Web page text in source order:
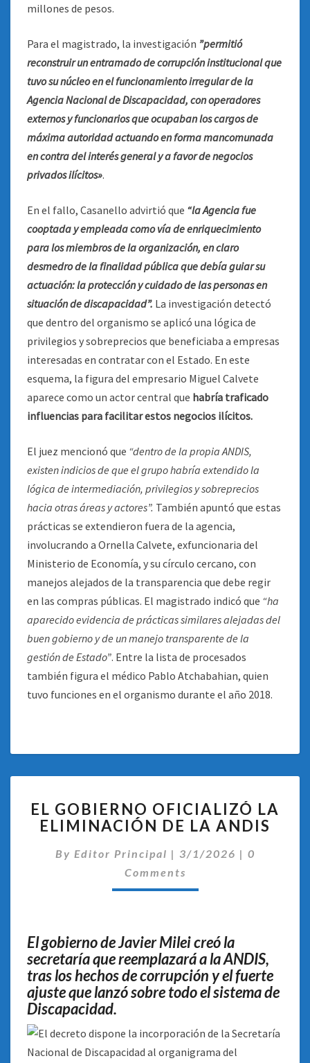
millones de pesos.
Para el magistrado, la investigación ”permitió
reconstruir un entramado de corrupción institucional que
tuvo su núcleo en el funcionamiento irregular de la
Agencia Nacional de Discapacidad, con operadores
externos y funcionarios que ocupaban los cargos de
máxima autoridad actuando en forma mancomunada
en contra del interés general y a favor de negocios
privados ilícitos».
En el fallo, Casanello advirtió que “la Agencia fue
cooptada y empleada como vía de enriquecimiento
para los miembros de la organización, en claro
desmedro de la finalidad pública que debía guiar su
actuación: la protección y cuidado de las personas en
situación dediscapacidad”. La investigación detectó
que dentro del organismo se aplicó una lógica de
privilegios y sobreprecios que beneficiaba a empresas
interesadas en contratar con el Estado. En este
esquema, la figura del empresario Miguel Calvete
aparece como un actor central que habría traficado
influencias para facilitar estos negocios ilícitos.
El juez mencionó que “dentro de la propia ANDIS,
existen indicios de que el grupo habría extendido la
lógica de intermediación, privilegios y sobreprecios
hacia otras áreas y actores”. También apuntó que estas
prácticas se extendieron fuera de la agencia,
involucrando a Ornella Calvete, exfuncionaria del
Ministerio de Economía, y su círculo cercano, con
manejos alejados de la transparencia que debe regir
en las compras públicas. El magistrado indicó que “ha
aparecido evidencia de prácticas similares alejadas del
buen gobierno y de un manejo transparente de la
gestión de Estado”. Entre la lista de procesados
también figura el médico Pablo Atchabahian, quien
tuvo funciones en el organismo durante el año 2018.
GOBIERNO
OFICIALIZÓ
ELIMINACIÓN
DE
LA
EL GOBIERNO OFICIALIZÓ LA
ELIMINACIÓN DE LA ANDIS
By Editor Principal | 3/1/2026 | 0
Comments
El gobierno de Javier Milei creó la
secretaría que reemplazará a la ANDIS,
tras los hechos de corrupción y el fuerte
ajuste que lanzó sobre todo el sistema de
Discapacidad.